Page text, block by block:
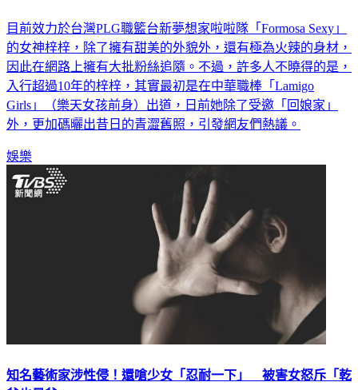
目前效力於台灣PLG職籃台新夢想家啦啦隊「Formosa Sexy」
的女神梓梓，除了擁有甜美的外貌外，還有極為火辣的身材，
因此在網路上擁有大批粉絲追隨。不過，許多人不曉得的是，
入行超過10年的梓梓，其實最初是在中華職棒「Lamigo
Girls」（樂天女孩前身）出道，日前她除了受邀「回娘家」
外，更加碼曬出昔日的青澀舊照，引發網友們熱議。
娛樂
知名藝術家涉性侵！還嗆少女「忍耐一下」 被害女怒斥「乾